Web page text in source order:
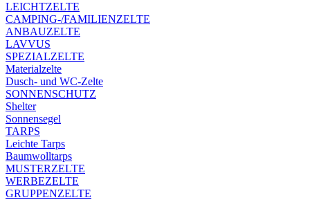
LEICHTZELTE
CAMPING-/FAMILIENZELTE
ANBAUZELTE
LAVVUS
SPEZIALZELTE
Materialzelte
Dusch- und WC-Zelte
SONNENSCHUTZ
Shelter
Sonnensegel
TARPS
Leichte Tarps
Baumwolltarps
MUSTERZELTE
WERBEZELTE
GRUPPENZELTE